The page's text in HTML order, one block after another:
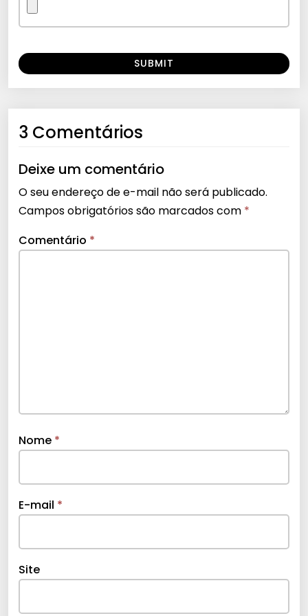
3 Comentários
Deixe um comentário
O seu endereço de e-mail não será publicado.
Campos obrigatórios são marcados com *
Comentário *
Nome *
E-mail *
Site